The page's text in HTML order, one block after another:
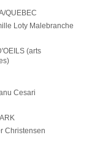
QUEBEC
Loty Malebranche
(arts
Cesari
Christensen